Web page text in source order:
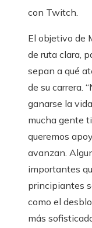
con Twitch.
El objetivo de
de ruta clara,
sepan a qué
de su carrera.
ganarse la
mucha gente
queremos
avanzan.
importantes
principiantes
como el
más